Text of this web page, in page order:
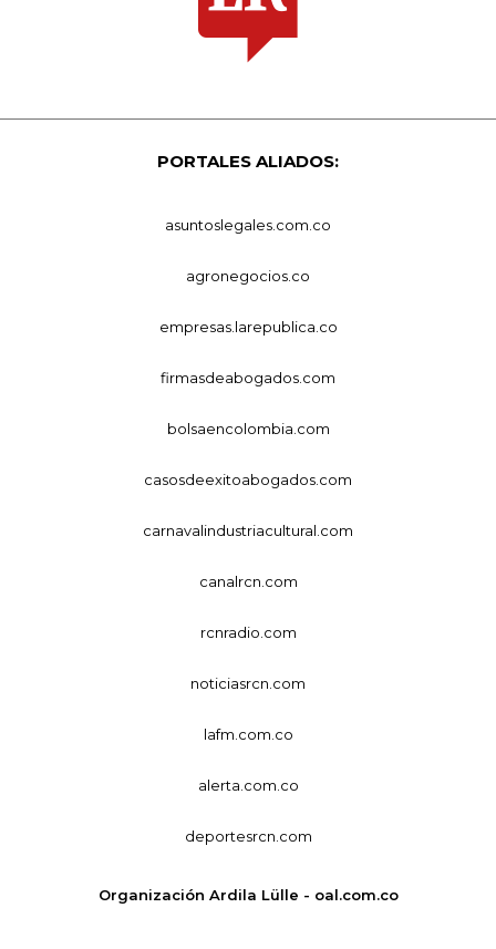
PORTALES ALIADOS:
asuntoslegales.com.co
agronegocios.co
empresas.larepublica.co
firmasdeabogados.com
bolsaencolombia.com
casosdeexitoabogados.com
carnavalindustriacultural.com
canalrcn.com
rcnradio.com
noticiasrcn.com
lafm.com.co
alerta.com.co
deportesrcn.com
Organización Ardila Lülle - oal.com.co